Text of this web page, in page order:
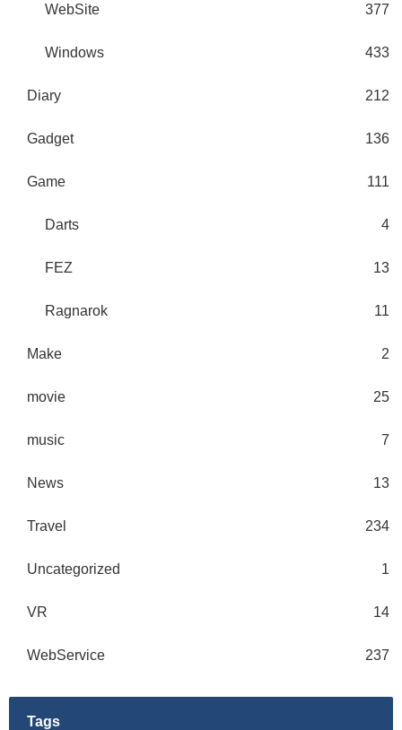
WebSite 377
Windows 433
Diary 212
Gadget 136
Game 111
Darts 4
FEZ 13
Ragnarok 11
Make 2
movie 25
music 7
News 13
Travel 234
Uncategorized 1
VR 14
WebService 237
Tags